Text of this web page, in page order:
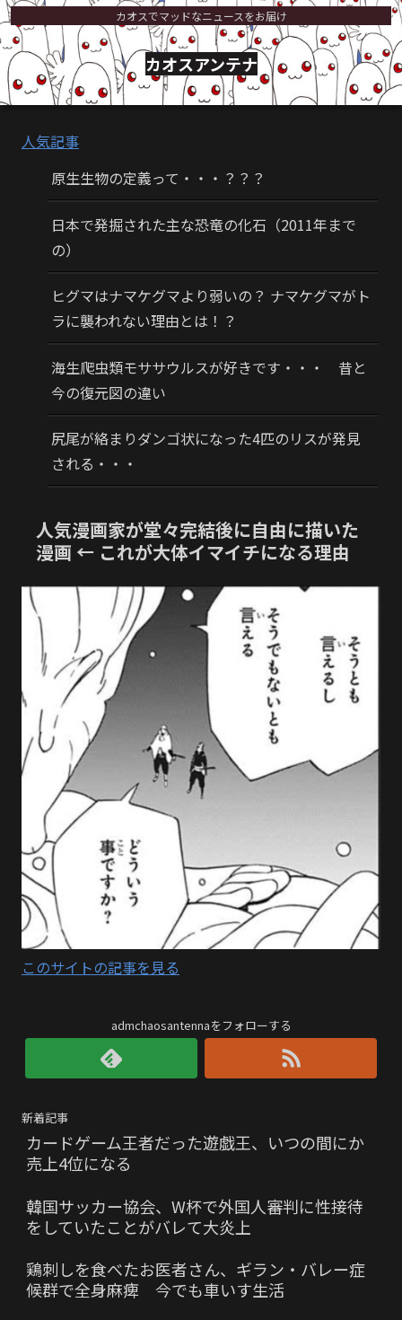
カオスでマッドなニュースをお届け
カオスアンテナ
人気記事
原生生物の定義って・・・？？？
日本で発掘された主な恐竜の化石（2011年まで
の）
ヒグマはナマケグマより弱いの？ ナマケグマがト
ラに襲われない理由とは！？
海生爬虫類モササウルスが好きです・・・ 昔と
今の復元図の違い
尻尾が絡まりダンゴ状になった4匹のリスが発見
される・・・
人気漫画家が堂々完結後に自由に描いた
漫画 ← これが大体イマイチになる理由
このサイトの記事を見る
admchaosantennaをフォローする
新着記事
カードゲーム王者だった遊戯王、いつの間にか
売上4位になる
韓国サッカー協会、W杯で外国人審判に性接待
をしていたことがバレて大炎上
鶏刺しを食べたお医者さん、ギラン・バレー症
候群で全身麻痺 今でも車いす生活